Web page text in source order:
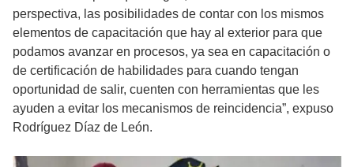
perspectiva, las posibilidades de contar con los mismos
elementos de capacitación que hay al exterior para que
podamos avanzar en procesos, ya sea en capacitación o
de certificación de habilidades para cuando tengan
oportunidad de salir, cuenten con herramientas que les
ayuden a evitar los mecanismos de reincidencia”, expuso
Rodríguez Díaz de León.